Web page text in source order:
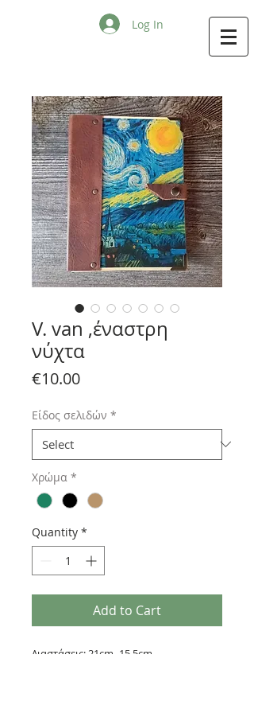
Log In
V. van ,έναστρη
νύχτα
€10.00Price
Είδος σελιδών *
Χρώμα *
Quantity *
Add to Cart
Διαστάσεις: 21cm -15,5cm